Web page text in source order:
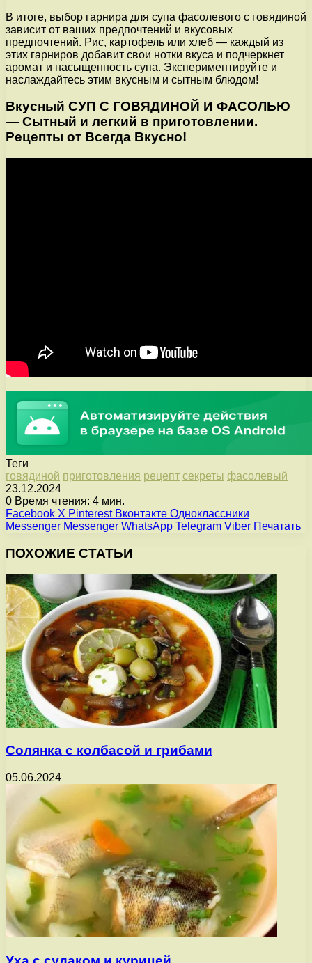
В итоге, выбор гарнира для супа фасолевого с говядиной
зависит от ваших предпочтений и вкусовых
предпочтений. Рис, картофель или хлеб — каждый из
этих гарниров добавит свои нотки вкуса и подчеркнет
аромат и насыщенность супа. Экспериментируйте и
наслаждайтесь этим вкусным и сытным блюдом!
Вкусный СУП С ГОВЯДИНОЙ И ФАСОЛЬЮ
— Сытный и легкий в приготовлении.
Рецепты от Всегда Вкусно!
Теги
говядиной приготовления рецепт секреты фасолевый
23.12.2024
0 Время чтения: 4 мин.
Facebook X Pinterest Вконтакте Одноклассники
Messenger Messenger WhatsApp Telegram Viber Печатать
ПОХОЖИЕ СТАТЬИ
Солянка с колбасой и грибами
05.06.2024